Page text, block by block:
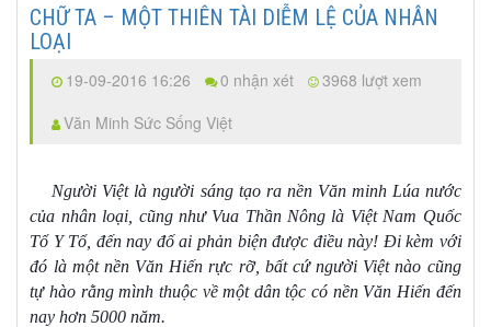
CHỮ TA – MỘT THIÊN TÀI DIỄM LỆ CỦA NHÂN
LOẠI
19-09-2016 16:26 0 nhận xét
3968 lượt xem
Văn Minh Sức Sống Việt
Người Việt là người sáng tạo ra nền Văn minh Lúa nước
của nhân loại, cũng như Vua Thần Nông là Việt Nam Quốc
Tổ Y Tổ, đến nay đố ai phản biện được điều này! Đi kèm với
đó là một nền Văn Hiến rực rỡ, bất cứ người Việt nào cũng
tự hào rằng mình thuộc về một dân tộc có nền Văn Hiến đến
nay hơn 5000 năm.